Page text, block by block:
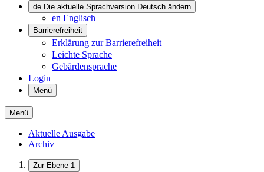
de Die aktuelle Sprachversion Deutsch ändern
en Englisch
Barrierefreiheit
Erklärung zur Barrierefreiheit
Leichte Sprache
Gebärdensprache
Login
Menü
Menü
Aktuelle Ausgabe
Archiv
Zur Ebene 1